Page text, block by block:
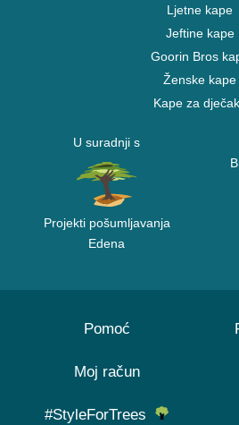
Ljetne kape
Jeftine kape
Goorin Bros
Ženske kape
Kape za
U suradnji s
Projekti pošumljavanja
Edena
Pomoć
Moj račun
#StyleForTrees